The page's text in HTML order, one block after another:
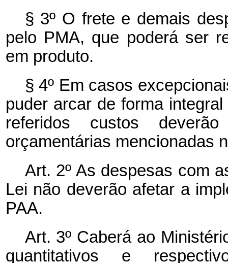
§ 3º O frete e demais
pelo PMA, que poderá ser
em produto.
§ 4º Em casos
puder arcar de forma
referidos custos
orçamentárias mencionadas
Art. 2º As despesas com
Lei não deverão afetar a
PAA.
Art. 3º Caberá ao
quantitativos e